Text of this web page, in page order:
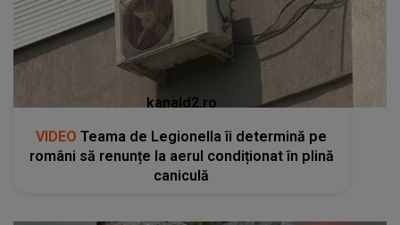
kanald2.ro
VIDEO Teama de Legionella îi determină pe
români să renunțe la aerul condiționat în plină
caniculă